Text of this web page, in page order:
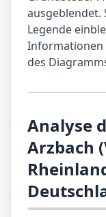
ausgeblendet.
Legende
Informationen
des
Analyse
Arzbach